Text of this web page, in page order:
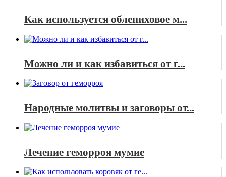
Как используется облепиховое м...
Можно ли и как избавиться от г...
Народные молитвы и заговоры от...
Лечение геморроя мумие